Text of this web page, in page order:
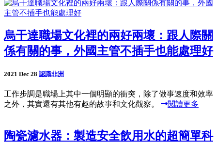
烏干達職場文化裡的兩好兩壞：跟人際關
係有關的事，外國主管不插手也能處理好
2021 Dec 28 認識非洲
工作步調是職場上其中一個明顯的衝突，除了做事速度和效率
之外，其實還有其他有趣的故事和文化觀察。
閱讀更多
陶瓷濾水器：製造安全飲用水的超簡單科